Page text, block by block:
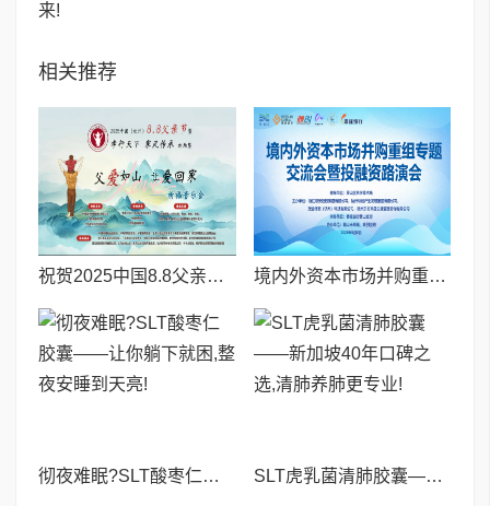
来!
相关推荐
祝贺2025中国8.8父亲节“孝行天下家风传承”论坛暨祈福音乐会圆满成功 境内外资本市场并购重组专题交流会暨投融资路演会 深度解析驱动企业资本战略升级
彻夜难眠?SLT酸枣仁胶囊——让你躺下就困,整夜安睡到天亮! SLT虎乳菌清肺胶囊——新加坡40年口碑之选,清肺养肺更专业!